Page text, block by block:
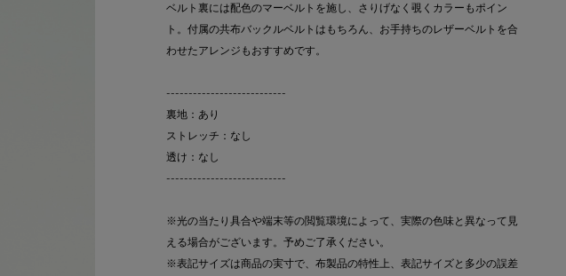
ベルト裏には配色のマーベルトを施し、さりげなく覗くカラーもポイン
ト。付属の共布バックルベルトはもちろん、お手持ちのレザーベルトを合
わせたアレンジもおすすめです。
---------------------------
裏地：あり
ストレッチ：なし
透け：なし
---------------------------
※光の当たり具合や端末等の閲覧環境によって、実際の色味と異なって見
える場合がございます。予めご了承ください。
※表記サイズは商品の実寸で、布製品の特性上、表記サイズと多少の誤差